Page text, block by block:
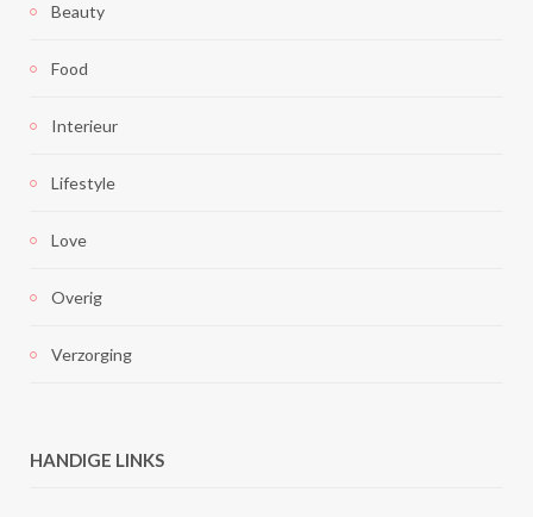
Beauty
Food
Interieur
Lifestyle
Love
Overig
Verzorging
HANDIGE LINKS